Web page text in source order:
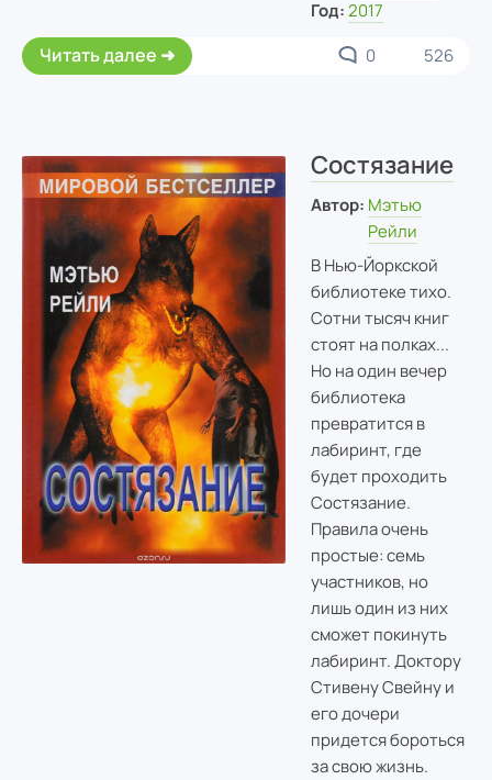
Год: 2017
Читать далее 0 526
Состязание
Автор: Мэтью
Рейли
В Нью-Йоркской
библиотеке тихо.
Сотни тысяч книг
стоят на полках...
Но на один вечер
библиотека
превратится в
лабиринт, где
будет проходить
Состязание.
Правила очень
простые: семь
участников, но
лишь один из них
сможет покинуть
лабиринт. Доктору
Стивену Свейну и
его дочери
придется бороться
за свою жизнь.